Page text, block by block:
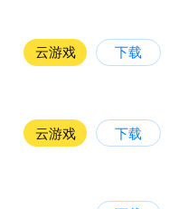
云游戏 下载
云游戏 下载